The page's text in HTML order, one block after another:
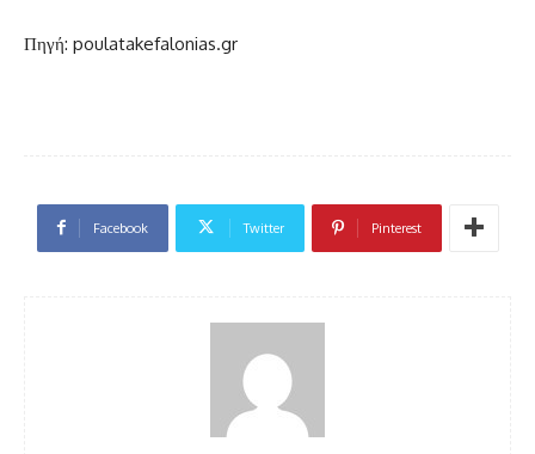
Πηγή: poulatakefalonias.gr
Facebook Twitter Pinterest